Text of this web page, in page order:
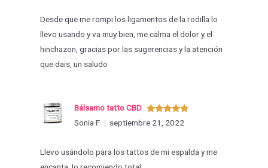
Desde que me rompi los ligamentos de la rodilla lo
llevo usando y va muy bien, me calma el dolor y el
hinchazon, gracias por las sugerencias y la atención
que dais, un saludo
Valorado
con 5de 5
Bálsamo tatto CBD
Sonia F
septiembre 21, 2022
Llevo usándolo para los tattos de mi espalda y me